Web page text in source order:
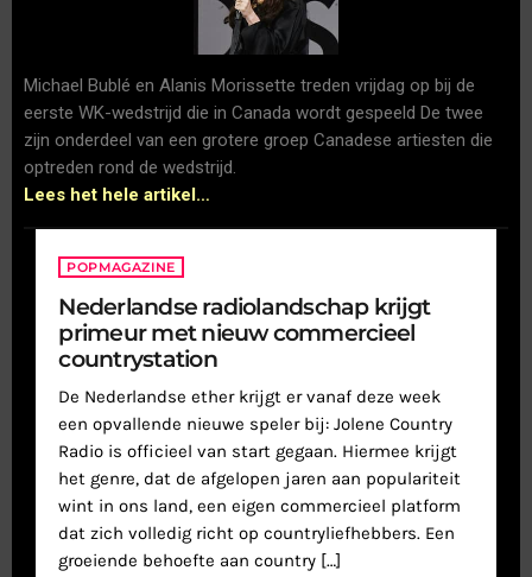
Michael Bublé en Alanis Morissette treden vrijdag op bij de
eerste WK-wedstrijd die in Canada wordt gespeeld De twee
zijn onderdeel van een grotere groep Canadese artiesten die
optreden rond de wedstrijd.
Lees het hele artikel…
POPMAGAZINE
Nederlandse radiolandschap krijgt
primeur met nieuw commercieel
countrystation
De Nederlandse ether krijgt er vanaf deze week
een opvallende nieuwe speler bij: Jolene Country
Radio is officieel van start gegaan. Hiermee krijgt
het genre, dat de afgelopen jaren aan populariteit
wint in ons land, een eigen commercieel platform
dat zich volledig richt op countryliefhebbers. Een
groeiende behoefte aan country […]